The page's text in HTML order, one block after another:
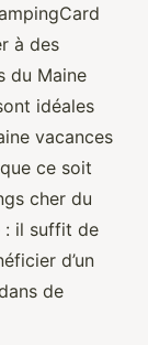
à des
du Maine
idéales
vacances
ce soit
cher du
: il suffit de
d’un
de